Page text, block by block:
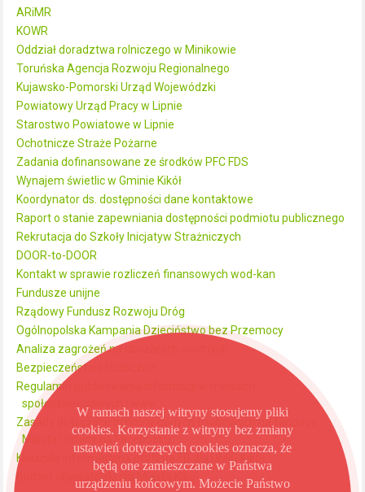
ARiMR
KOWR
Oddział doradztwa rolniczego w Minikowie
Toruńska Agencja Rozwoju Regionalnego
Kujawsko-Pomorski Urząd Wojewódzki
Powiatowy Urząd Pracy w Lipnie
Starostwo Powiatowe w Lipnie
Ochotnicze Straże Pożarne
Zadania dofinansowane ze środków PFC FDS
Wynajem świetlic w Gminie Kikół
Koordynator ds. dostępności dane kontaktowe
Raport o stanie zapewniania dostępności podmiotu publicznego
Rekrutacja do Szkoły Inicjatyw Strażniczych
DOOR-to-DOOR
Kontakt w sprawie rozliczeń finansowych wod-kan
Fundusze unijne
Rządowy Fundusz Rozwoju Dróg
Ogólnopolska Kampania Dzieciństwo bez Przemocy
Analiza zagrożeń na obszarach wodnych
Bezpieczeństwo Publiczne
Regulamin publikowania informacji w mediach
społecznościowych i www
Zasady dotyczące ochrony danych osobowych na fanpage
Miasta i Gminy na Facebooku
Klauzula informacyjna profil na FB dla UMiG Kikół
Budżet obywatelski dla Miasta Kikół
W ramach naszej witryny stosujemy pliki
cookies. Korzystanie z witryny bez zmiany
ustawień dotyczących cookies oznacza, że
będą one zamieszczane w Państwa
urządzeniu końcowym. Możecie Państwo